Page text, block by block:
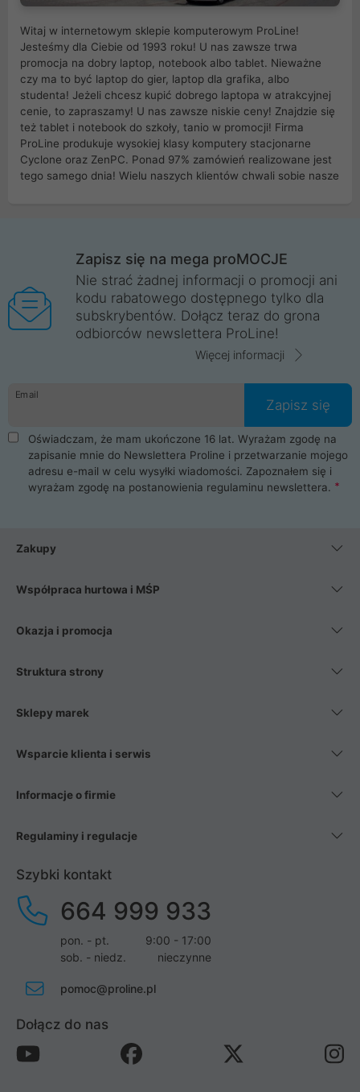
Witaj w internetowym sklepie komputerowym ProLine!
Jesteśmy dla Ciebie od 1993 roku! U nas zawsze trwa
promocja na dobry laptop, notebook albo tablet. Nieważne
czy ma to być laptop do gier, laptop dla grafika, albo
studenta! Jeżeli chcesz kupić dobrego laptopa w atrakcyjnej
cenie, to zapraszamy! U nas zawsze niskie ceny! Znajdzie się
też tablet i notebook do szkoły, tanio w promocji! Firma
ProLine produkuje wysokiej klasy komputery stacjonarne
Cyclone oraz ZenPC. Ponad 97% zamówień realizowane jest
tego samego dnia! Wielu naszych klientów chwali sobie nasze
Wrocław, Poznań, Legnica, Katowice, Gliwice, Kalisz, Bytom,
Trzebnica, Opole. Szybka i profesjonalna obsługa!
ProLine to polska firma ze 100% polskim kapitałem. Działamy
legalnie i płacimy podatki w naszym kraju! Posiadamy siedzibę
główną w Mirkowie oraz salony na terenie kraju. Cała
komunikacja ze sklepem komputerowym ProLine jest
danych osobowych. Dlatego zakup notebooka albo laptopa w
ProLine to czysta przyjemność i pełne bezpieczeństwo.
Zaopatrzysz się u nas w akcesoria i części komputerowe
takie jak procesory, karty graficzne, płyty główne, pamięci,
dyski SSD, M.2 oraz HDD. Nasi pracownicy pomogą Ci wybrać
najlepszy zasilacz komputerowy oraz obudowę do komputera.
Poza komputerami mamy również najlepsze na rynku
Smartfony takich producentów jak Xiaomi, Apple, Samsung i
wentylatory. Na koniec mając już to wszystko, możesz
Zapisz się na mega proMOCJE
Nie strać żadnej informacji o promocji ani
kodu rabatowego dostępnego tylko dla
subskrybentów. Dołącz teraz do grona
odbiorców newslettera ProLine!
Więcej informacji
Email
Zapisz się
Oświadczam, że mam ukończone 16 lat. Wyrażam zgodę na
zapisanie mnie do Newslettera Proline i przetwarzanie mojego
adresu e-mail w celu wysyłki wiadomości. Zapoznałem się i
wyrażam zgodę na postanowienia regulaminu newslettera.
Zakupy
Współpraca hurtowa i MŚP
Okazja i promocja
Struktura strony
Sklepy marek
Wsparcie klienta i serwis
Informacje o firmie
Regulaminy i regulacje
Szybki kontakt
664 999 933
pon. - pt.
9:00 - 17:00
sob. - niedz.
nieczynne
pomoc@proline.pl
Dołącz do nas